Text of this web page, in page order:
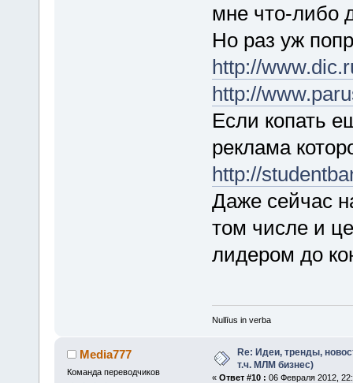
мне что-либо
Но раз уж
http://
http://
Если копать
реклама
http://
Даже сейчас
том числе и
лидером до
Nullīus in verba
Media777
Команда переводчиков
Re: Идеи, тренды,
т.ч. МЛМ бизнес)
« Ответ #10 : 06 Февраля 2012,